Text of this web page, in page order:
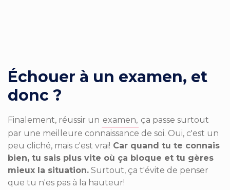
Échouer à un examen, et
donc ?
Finalement, réussir un examen, ça passe surtout
par une meilleure connaissance de soi. Oui, c'est un
peu cliché, mais c'est vrai! Car quand tu te connais
bien, tu sais plus vite où ça bloque et tu gères
mieux la situation. Surtout, ça t'évite de penser
que tu n'es pas à la hauteur!